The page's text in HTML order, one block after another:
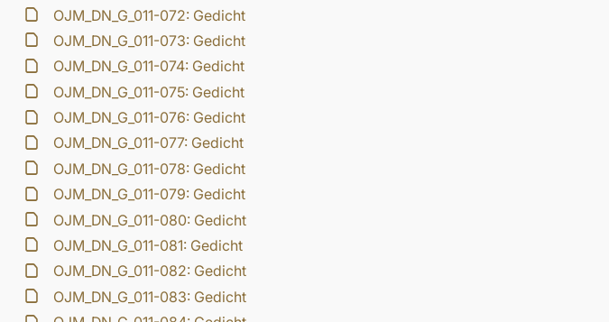
OJM_DN_G_011-072: Gedicht
OJM_DN_G_011-073: Gedicht
OJM_DN_G_011-074: Gedicht
OJM_DN_G_011-075: Gedicht
OJM_DN_G_011-076: Gedicht
OJM_DN_G_011-077: Gedicht
OJM_DN_G_011-078: Gedicht
OJM_DN_G_011-079: Gedicht
OJM_DN_G_011-080: Gedicht
OJM_DN_G_011-081: Gedicht
OJM_DN_G_011-082: Gedicht
OJM_DN_G_011-083: Gedicht